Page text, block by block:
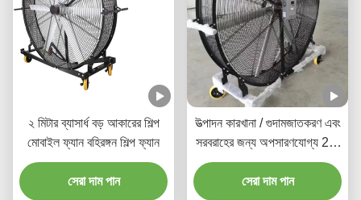
২ মিটার ব্যাসার্ধ বড় আকারের শিল্প
মোবাইল ফ্যান বহিরঙ্গন শিল্প ফ্যান
সেরা দাম পান
উত্পাদন কারখানা / গুদামজাতকরণ এবং
সরবরাহের জন্য অপসারণযোগ্য 2M
পোর্টেবল শিল্প ফ্যান
সেরা দাম পান